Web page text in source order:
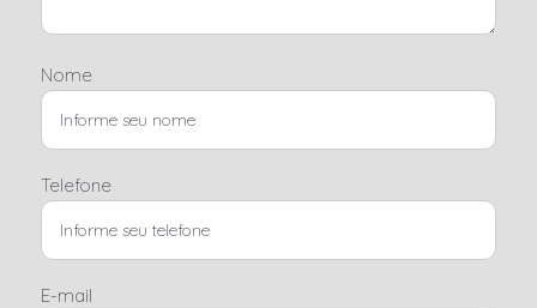
Nome
Telefone
E-mail